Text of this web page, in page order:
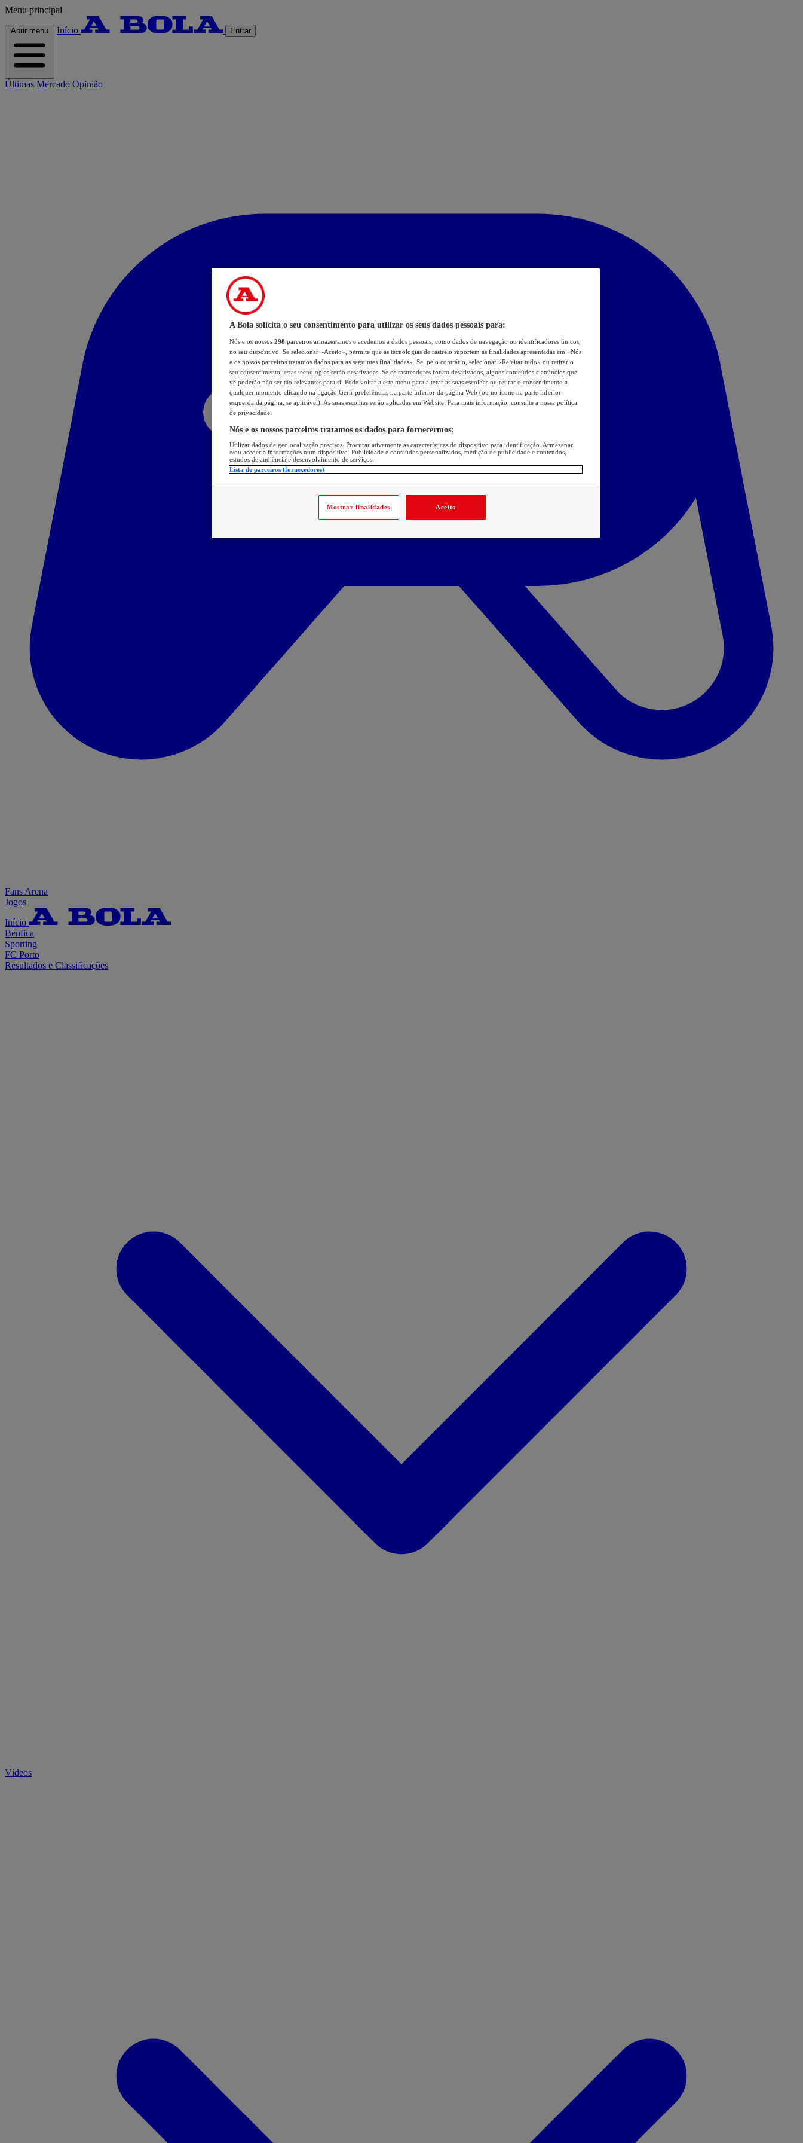
Menu principal
Abrir menu Início Entrar
Últimas Mercado Opinião
Fans Arena
Jogos
Início
Benfica
Sporting
FC Porto
Resultados e Classificações
Vídeos
A Bola solicita o seu consentimento para utilizar os seus dados pessoais para:
Nós e os nossos 298 parceiros armazenamos e acedemos a dados pessoais, como dados de navegação ou identificadores únicos,
no seu dispositivo. Se selecionar «Aceito», permite que as tecnologias de rastreio suportem as finalidades apresentadas em «Nós
e os nossos parceiros tratamos dados para as seguintes finalidades». Se, pelo contrário, selecionar «Rejeitar tudo» ou retirar o
seu consentimento, estas tecnologias serão desativadas. Se os rastreadores forem desativados, alguns conteúdos e anúncios que
vê poderão não ser tão relevantes para si. Pode voltar a este menu para alterar as suas escolhas ou retirar o consentimento a
qualquer momento clicando na ligação Gerir preferências na parte inferior da página Web (ou no ícone na parte inferior
esquerda da página, se aplicável). As suas escolhas serão aplicadas em Website. Para mais informação, consulte a nossa política
de privacidade.
Nós e os nossos parceiros tratamos os dados para fornecermos:
Utilizar dados de geolocalização precisos. Procurar ativamente as características do dispositivo para identificação. Armazenar
e/ou aceder a informações num dispositivo. Publicidade e conteúdos personalizados, medição de publicidade e conteúdos,
estudos de audiência e desenvolvimento de serviços.
Lista de parceiros (fornecedores)
Mostrar finalidades Aceito